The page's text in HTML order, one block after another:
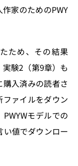
家のためのPWY
ため、その結果
実験2（第9章）も
入済みの読者さ
ァイルをダウン
モデルでの
い値でダウンロー